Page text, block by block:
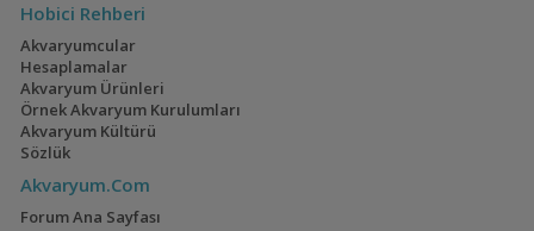
Mavi Melek Karides
Hobici Rehberi
Akvaryumcular
Hesaplamalar
Akvaryum Ürünleri
Örnek Akvaryum Kurulumları
Akvaryum Kültürü
Sözlük
Akvaryum.Com
Forum Ana Sayfası